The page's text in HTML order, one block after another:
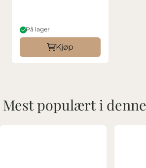
På lager
Kjøp
Mest populært i